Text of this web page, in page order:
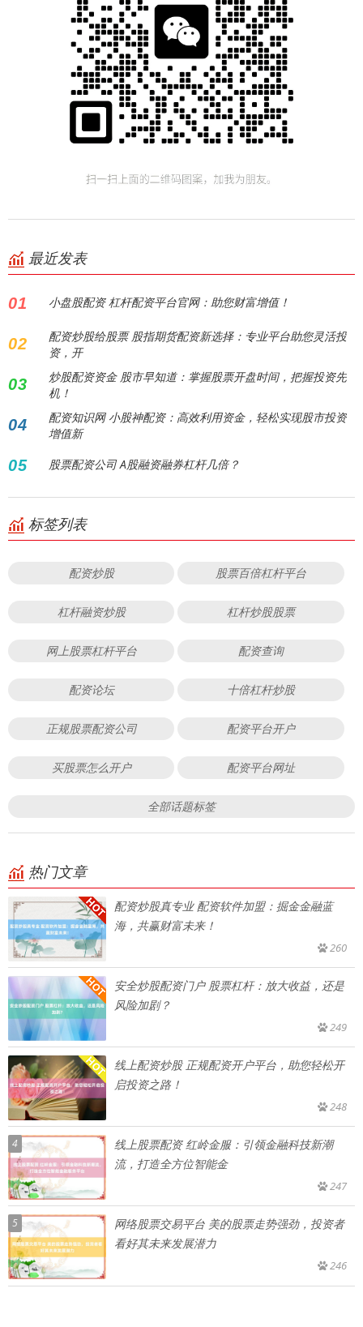
最近发表
01 小盘股配资 杠杆配资平台官网：助您财富增值！
02
配资炒股给股票 股指期货配资新选择：专业平台助您灵活投
资，开
03
炒股配资资金 股市早知道：掌握股票开盘时间，把握投资先
机！
04
配资知识网 小股神配资：高效利用资金，轻松实现股市投资
增值新
05 股票配资公司 A股融资融券杠杆几倍？
标签列表
配资炒股 股票百倍杠杆平台
杠杆融资炒股 杠杆炒股股票
网上股票杠杆平台 配资查询
配资论坛 十倍杠杆炒股
正规股票配资公司 配资平台开户
买股票怎么开户 配资平台网址
全部话题标签
热门文章
配资炒股真专业 配资软件加盟：掘金金融蓝
海，共赢财富未来！
260
安全炒股配资门户 股票杠杆：放大收益，还是
风险加剧？
249
线上配资炒股 正规配资开户平台，助您轻松开
启投资之路！
248
4
线上股票配资 红岭金服：引领金融科技新潮
流，打造全方位智能金
247
5
网络股票交易平台 美的股票走势强劲，投资者
看好其未来发展潜力
246